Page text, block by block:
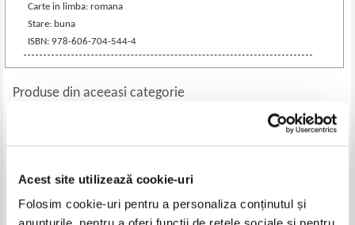
Acest site utilizează cookie-uri
Folosim cookie-uri pentru a personaliza conținutul și
Carte in limba: romana
Stare: buna
ISBN: 978-606-704-544-4
Produse din aceeasi categorie